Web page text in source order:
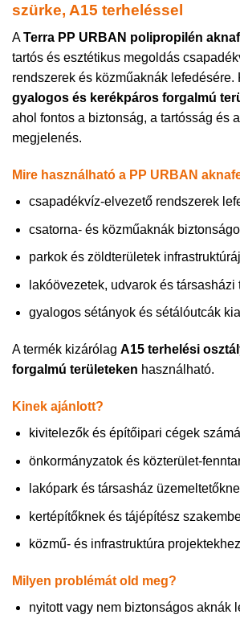
szürke, A15 terheléssel
ATerra PP URBAN polipropilén
tartós és esztétikus megoldás
rendszerek és közműaknák lefedésére.
gyalogos és kerékpáros forgalmú
ahol fontos a biztonság, a tartósság és
megjelenés.
Mire használható a PP URBAN
csapadékvíz-elvezető rendszerek
csatorna- és közműaknák
parkok és zöldterületek
lakóövezetek, udvarok és társasházi
gyalogos sétányok és sétálóutcák
A termék kizárólag A15 terhelési
forgalmú területeken használható.
Kinek ajánlott?
kivitelezők és építőipari cégek
önkormányzatok és közterület-
lakópark és társasház
kertépítőknek és tájépítész
közmű- és infrastruktúra projektekhez
Milyen problémát old meg?
nyitott vagy nem biztonságos aknák